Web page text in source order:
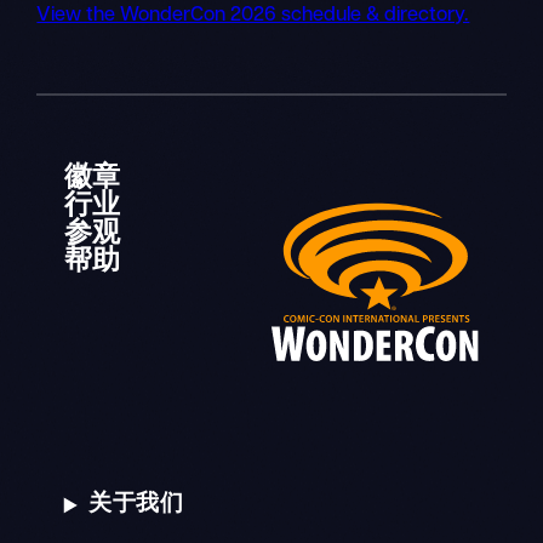
View the WonderCon 2026 schedule & directory.
徽章
行业
参观
帮助
关于我们